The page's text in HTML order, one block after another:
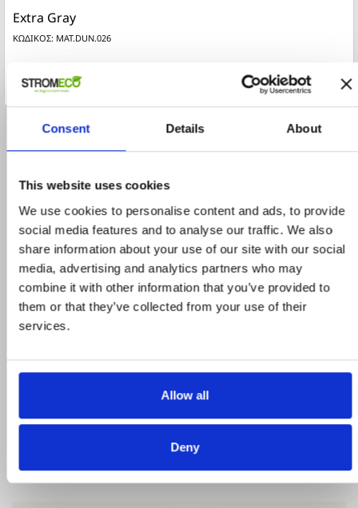
Consent Details About
This website uses cookies
We use cookies to personalise content and ads, to provide
social media features and to analyse our traffic. We also
share information about your use of our site with our social
media, advertising and analytics partners who may
combine it with other information that you’ve provided to
them or that they’ve collected from your use of their
services.
Allow all
Deny
Extra Gray
ΚΩΔΙΚΟΣ: MAT.DUN.026
ΑΓΟΡΑ €1,280.00
Comments (0)
Be the first to write your review
ΣΧΕΤΙΚΑ ΠΡΟΙΟΝΤΑ